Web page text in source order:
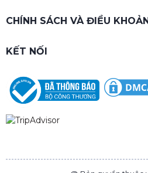
CHÍNH SÁCH VÀ ĐIỀU
KẾT NỐI